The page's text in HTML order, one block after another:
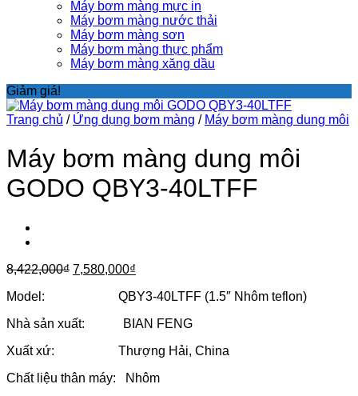
Máy bơm màng mực in
Máy bơm màng nước thải
Máy bơm màng sơn
Máy bơm màng thực phẩm
Máy bơm màng xăng dầu
Giảm giá!
Trang chủ / Ứng dụng bơm màng / Máy bơm màng dung môi
Máy bơm màng dung môi
GODO QBY3-40LTFF
8,422,000₫ Giá
7,580,000₫
tại
7,580,000₫.
Model: QBY3-40LTFF (1.5″ Nhôm teflon)
Nhà sản xuất: BIAN FENG
Xuất xứ: Thượng Hải, China
Chất liệu thân máy: Nhôm